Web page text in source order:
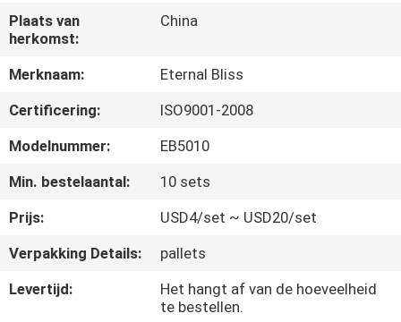
ONGEVEER
ONS
FABRIEKSREIS
KWALITEITSCONTROLE
CONTACTEER
ONS
NIEUWS
Plaats van
herkomst:
China
Merknaam:
Eternal Bliss
Certificering:
ISO9001-2008
Modelnummer:
EB5010
Min. bestelaantal:
10 sets
Prijs:
USD4/set ~ USD20/set
Verpakking Details:
pallets
Levertijd:
Het hangt af van de hoeveelheid
te bestellen.